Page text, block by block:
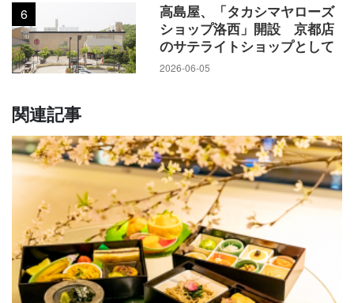
6
高島屋、「タカシマヤローズ
ショップ洛西」開設 京都店
のサテライトショップとして
2026-06-05
関連記事